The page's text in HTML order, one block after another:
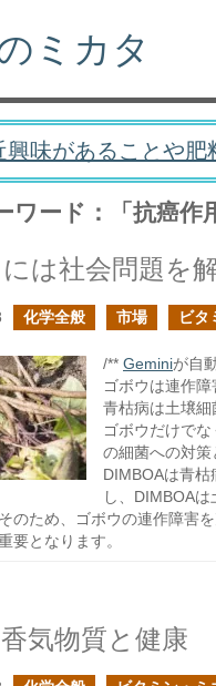
ミカタ
興味があることや
ワード：「抗癌作
化学全般 市場 ビタ
/** Geminiが自
ゴボウは連作
青枯病は土壌細
ゴボウだけで
の細菌への対策
DIMBOAは青
し、DIMBOA
のため、ゴボウの連作障害
要となります。
気物質と健康